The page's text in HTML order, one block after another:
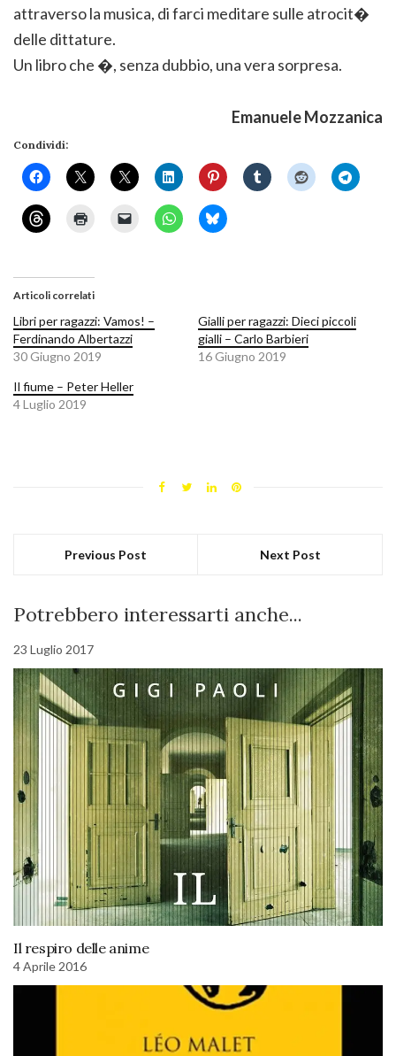
attraverso la musica, di farci meditare sulle atrocit�
delle dittature.
Un libro che �, senza dubbio, una vera sorpresa.
Emanuele Mozzanica
Condividi:
Articoli correlati
Libri per ragazzi: Vamos! –
Ferdinando Albertazzi
30 Giugno 2019
Gialli per ragazzi: Dieci piccoli
gialli – Carlo Barbieri
16 Giugno 2019
Il fiume – Peter Heller
4 Luglio 2019
Previous Post Next Post
Potrebbero interessarti anche...
23 Luglio 2017
Il respiro delle anime
4 Aprile 2016